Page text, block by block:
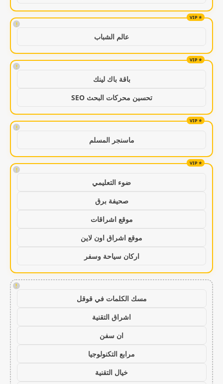
!
عالم الشباب
!
باقة باك لينك
تحسين محركات البحث SEO
!
ماسنجر المسلم
!
ضوء التعليمي
صحيفة برق
موقع اشراقات
موقع اشراق اون لاين
اركان سياحة وسفر
!
مسك الكلمات في قوقل
اشراق التقنية
ان سفن
مرابع التكنولوجيا
خيال التقنية